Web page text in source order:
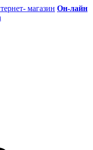
магазин Он-лайн